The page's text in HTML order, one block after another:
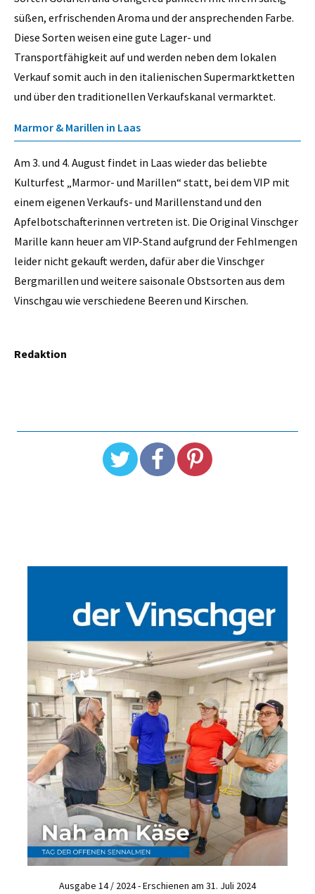
süßen, erfrischenden Aroma und der ansprechenden Farbe.
Diese Sorten weisen eine gute Lager- und
Transportfähigkeit auf und werden neben dem lokalen
Verkauf somit auch in den italienischen Supermarktketten
und über den traditionellen Verkaufskanal vermarktet.
Marmor & Marillen in Laas
Am 3. und 4. August findet in Laas wieder das beliebte
Kulturfest „Marmor- und Marillen“ statt, bei dem VIP mit
einem eigenen Verkaufs- und Marillenstand und den
Apfelbotschafterinnen vertreten ist. Die Original Vinschger
Marille kann heuer am VIP-Stand aufgrund der Fehlmengen
leider nicht gekauft werden, dafür aber die Vinschger
Bergmarillen und weitere saisonale Obstsorten aus dem
Vinschgau wie verschiedene Beeren und Kirschen.
Redaktion
Ausgabe 14 / 2024 - Erschienen am 31. Juli 2024